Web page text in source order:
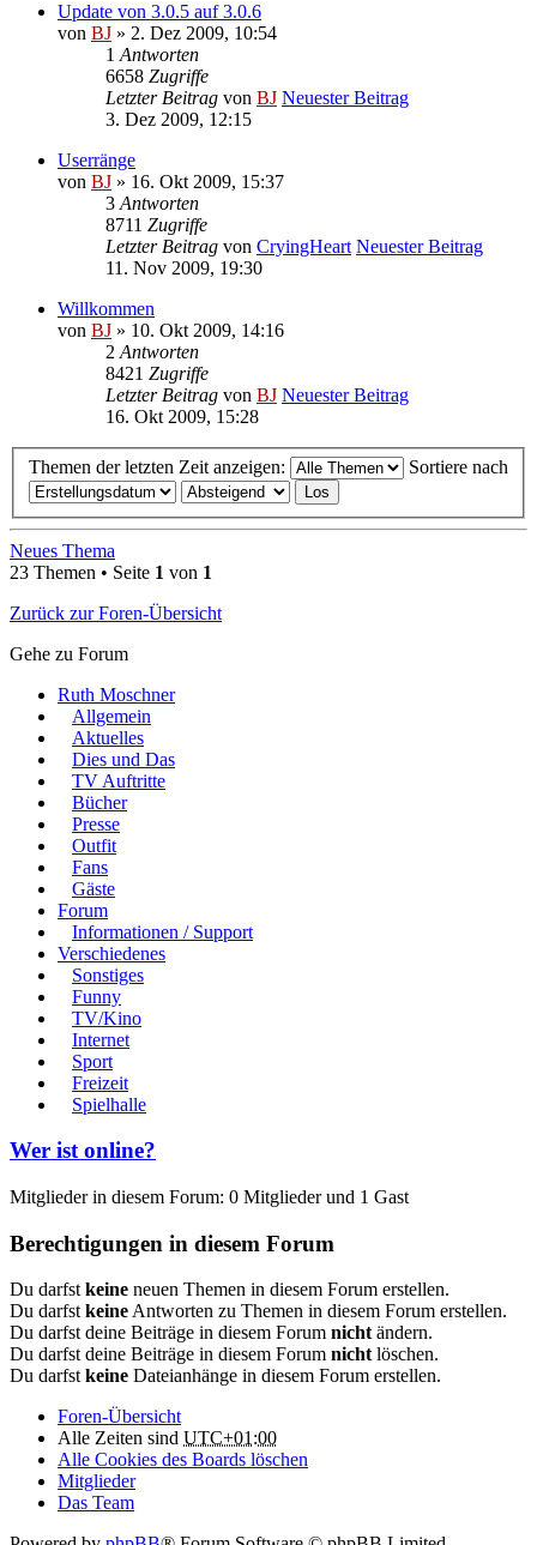
Update von 3.0.5 auf 3.0.6
von BJ » 2. Dez 2009, 10:54
1 Antworten
6658 Zugriffe
Letzter Beitrag von BJ Neuester Beitrag
3. Dez 2009, 12:15
Userränge
von BJ » 16. Okt 2009, 15:37
3 Antworten
8711 Zugriffe
Letzter Beitrag von CryingHeart Neuester Beitrag
11. Nov 2009, 19:30
Willkommen
von BJ » 10. Okt 2009, 14:16
2 Antworten
8421 Zugriffe
Letzter Beitrag von BJ Neuester Beitrag
16. Okt 2009, 15:28
Themen der letzten Zeit anzeigen: Sortiere nach
Neues Thema
23 Themen • Seite 1 von 1
Zurück zur Foren-Übersicht
Gehe zu Forum
Ruth Moschner
Allgemein
Aktuelles
Dies und Das
TV Auftritte
Bücher
Presse
Outfit
Fans
Gäste
Forum
Informationen / Support
Verschiedenes
Sonstiges
Funny
TV/Kino
Internet
Sport
Freizeit
Spielhalle
Wer ist online?
Mitglieder in diesem Forum: 0 Mitglieder und 1 Gast
Berechtigungen in diesem Forum
Du darfstkeine neuen Themen in diesem Forum erstellen.
Du darfstkeineAntworten zu Themen in diesem Forum erstellen.
Du darfst deine Beiträge in diesem Forum nichtändern.
Du darfst deine Beiträge in diesem Forum nichtlöschen.
Du darfstkeine Dateianhänge in diesem Forum erstellen.
Foren-Übersicht
Alle Zeiten sind UTC+01:00
Alle Cookies des Boards löschen
Mitglieder
Das Team